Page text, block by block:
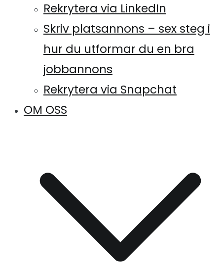
Rekrytera via LinkedIn
Skriv platsannons – sex steg i
hur du utformar du en bra
jobbannons
Rekrytera via Snapchat
OM OSS